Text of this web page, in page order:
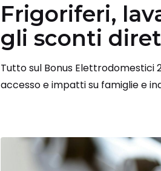
Frigoriferi,
gli sconti
Tutto sul Bonus Elettrodomestici
accesso e impatti su famiglie e